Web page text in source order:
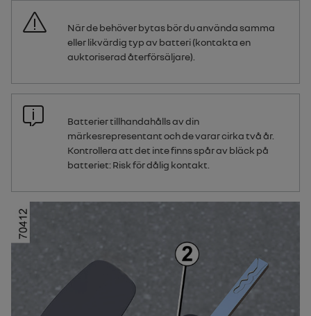
När de behöver bytas bör du använda samma
eller likvärdig typ av batteri (kontakta en
auktoriserad återförsäljare).
Batterier tillhandahålls av din
märkesrepresentant och de varar cirka två år.
Kontrollera att det inte finns spår av bläck på
batteriet: Risk för dålig kontakt.